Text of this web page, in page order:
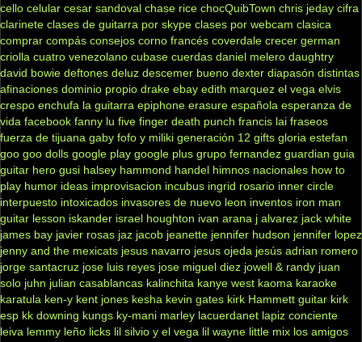
cello celular cesar sandoval chase rice chocQuibTown chris jeday cifra
clarinete clases de guitarra por skype clases por webcam clasica
comprar compás consejos corno francés coverdale crecer german
criolla cuatro venezolano cubase cuerdas daniel melero daughtry
david bowie deftones deluz descemer bueno dexter diapasón distintas
afinaciones dominio propio drake ebay edith marquez el vega elvis
crespo enchufa la guitarra epiphone erasure española esperanza de
vida facebook fanny lu five finger death punch francis lai fraseos
fuerza de tijuana gaby fofo y miliki generación 12 gifts gloria estefan
goo goo dolls google play google plus grupo fernandez guardian guia
guitar hero gusi halsey hammond handel himnos nacionales how to
play humor ideas improvisacion incubus ingrid rosario inner circle
interpuesto intoxicados invasores de nuevo leon inventos iron man
guitar lesson iskander israel houghton ivan arana j alvarez jack white
james bay javier rosas jaz jacob jeanette jennifer hudson jennifer lopez
jenny and the mexicats jesus navarro jesus ojeda jesús adrian romero
jorge santacruz jose luis reyes jose miguel diez jowell & randy juan
solo juhn julian casablancas kalinchita kanye west kaoma karaoke
karatula ken-y kent jones kesha kevin gates kirk Hammett guitar kirk
esp kk downing kungs ky-mani marley lacuerdanet lapiz conciente
leiva lemmy leño licks lil silvio y el vega lil wayne little mix los amigos